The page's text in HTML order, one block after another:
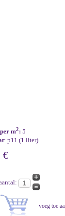
m2: 5
: p11 (1 liter)
€